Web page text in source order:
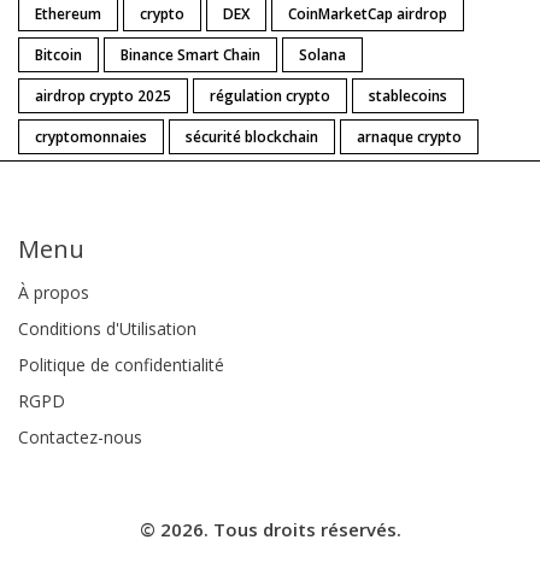
Ethereum
crypto DEX
CoinMarketCap airdrop
Bitcoin
Binance Smart Chain
Solana
airdrop crypto 2025
régulation crypto
stablecoins
cryptomonnaies
sécurité blockchain arnaque crypto
Menu
À propos
Conditions d'Utilisation
Politique de confidentialité
RGPD
Contactez-nous
© 2026. Tous droits réservés.